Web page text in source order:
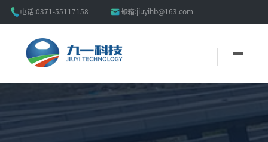
 电话:0371-55117158 邮箱:jiuyihb@163.com